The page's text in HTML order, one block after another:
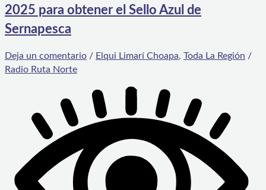
2025 para obtener el Sello Azul de
Sernapesca
Deja un comentario / Elqui Limarí Choapa, Toda La Región /
Radio Ruta Norte